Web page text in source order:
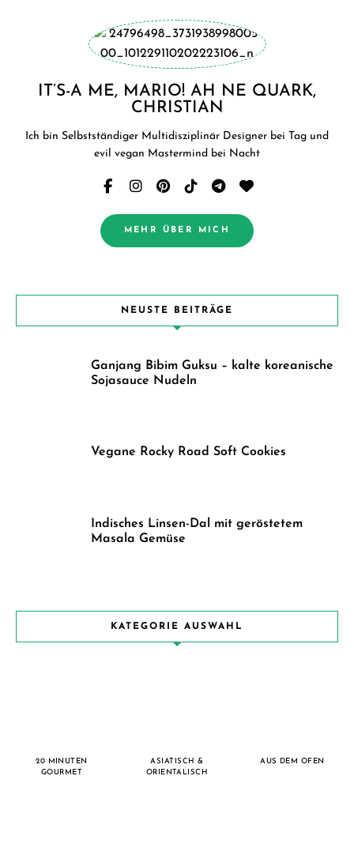
IT’S-A ME, MARIO! AH NE QUARK,
CHRISTIAN
Ich bin Selbstständiger Multidisziplinär Designer bei Tag und
evil vegan Mastermind bei Nacht
MEHR ÜBER MICH
NEUSTE BEITRÄGE
Ganjang Bibim Guksu – kalte koreanische
Sojasauce Nudeln
Vegane Rocky Road Soft Cookies
Indisches Linsen-Dal mit geröstetem
Masala Gemüse
KATEGORIE AUSWAHL
20 MINUTEN
GOURMET
ASIATISCH &
ORIENTALISCH
AUS DEM OFEN